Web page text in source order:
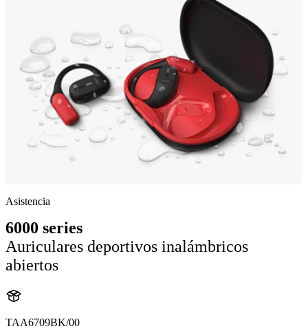
Asistencia
6000 series
Auriculares deportivos inalámbricos
abiertos
TAA6709BK/00